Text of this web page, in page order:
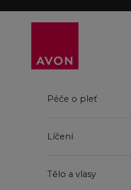
Péče o pleť
Líčení
Tělo a vlasy